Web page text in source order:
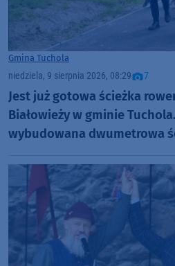
Gmina Tuchola
niedziela, 9 sierpnia 2026, 08:29 7
Jest już gotowa ścieżka
Białowieży w gminie
wybudowana dwumetrowa